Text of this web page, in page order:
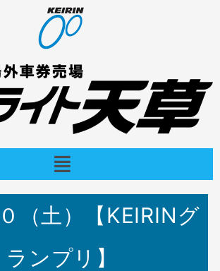
メ
ニ
ュ
ー
（土）【KEIRINグ
ランプリ】